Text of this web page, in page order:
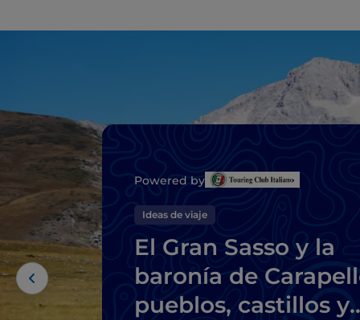
Powered by
Ideas de viaje
El Gran Sasso y la
baronía de
pueblos, castillos y